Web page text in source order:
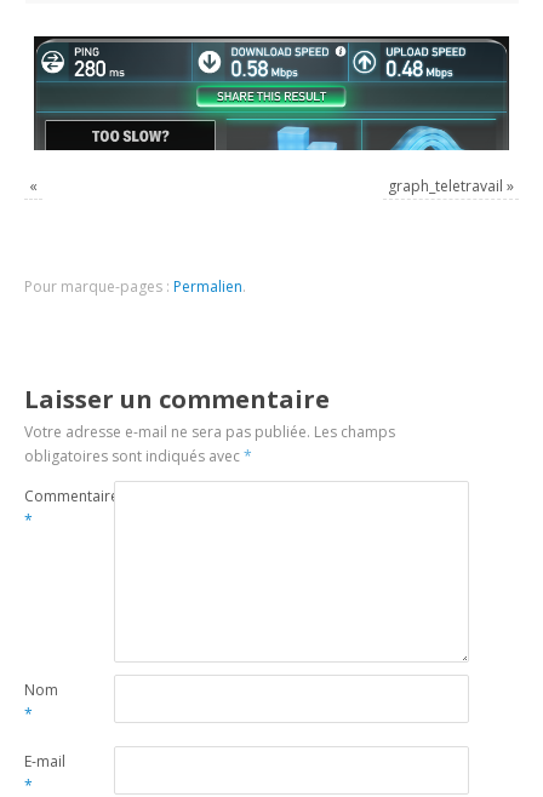
« graph_teletravail »
Pour marque-pages : Permalien.
Laisser un commentaire
Votre adresse e-mail ne sera pas publiée. Les champs
obligatoires sont indiqués avec*
Commentaire
*
Nom
*
E-mail
*